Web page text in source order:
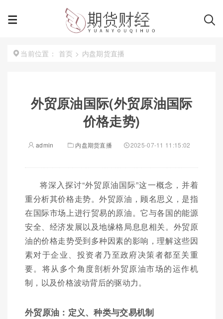
当前位置： 首页 > 内盘期货直播
外贸原油国际(外贸原油国际
价格走势)
admin 内盘期货直播 2025-07-11 11:15:02
将深入探讨“外贸原油国际”这一概念，并着
重分析其价格走势。外贸原油，顾名思义，是指
在国际市场上进行贸易的原油。它与各国的能源
安全、经济发展以及地缘格局息息相关。外贸原
油的价格走势受到多种因素的影响，理解这些因
素对于企业、投资者乃至政府决策者都至关重
要。将从多个角度剖析外贸原油市场的运作机
制，以及价格波动背后的驱动力。
外贸原油：定义、种类与交易机制